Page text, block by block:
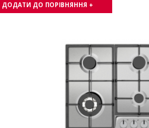
ДОДАТИ ДО ПОРІВНЯННЯ +